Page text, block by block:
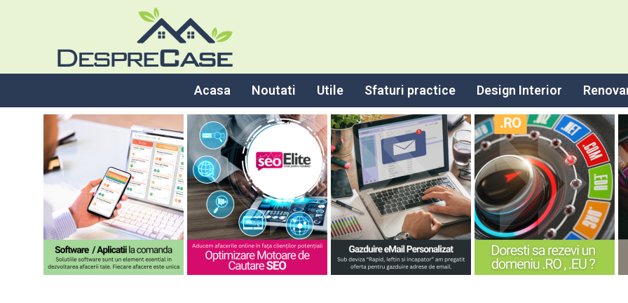
Acasa Noutati Utile Sfaturi practice Design Interior